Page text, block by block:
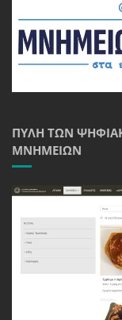
ΠΎΛΗ ΤΩΝ
ΜΝΗΜΕΊΩΝ